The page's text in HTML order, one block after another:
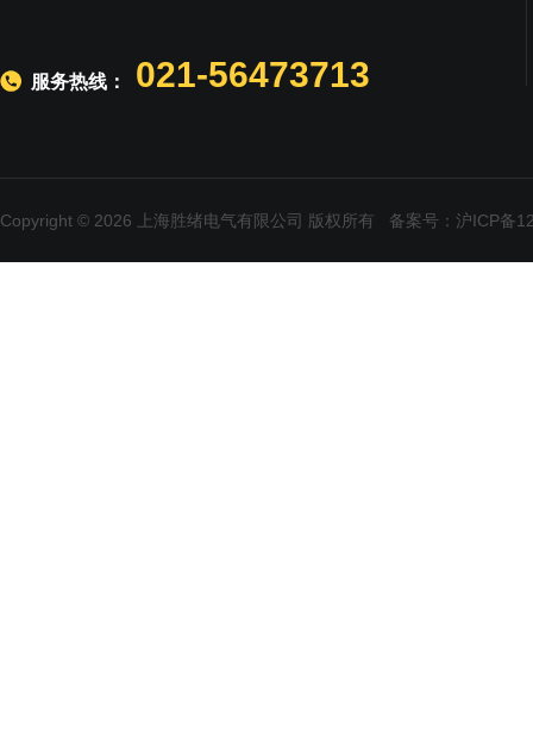
服务热线： 021-56473713
Copyright © 2026 上海胜绪电气有限公司 版权所有 备案号：沪ICP备